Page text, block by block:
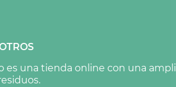
es una tienda online con una